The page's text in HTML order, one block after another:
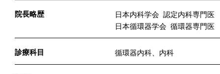
院長略歴
日本内科学会 認定内科専門医
日本循環器学会 循環器専門医
診療科目 循環器内科、内科